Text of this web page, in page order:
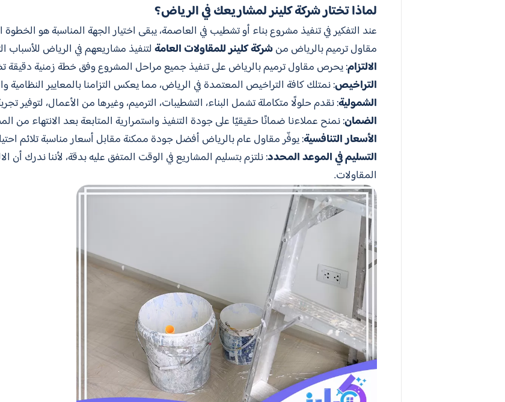
لماذا تختار شركة كلينر لمشاريعك في الرياض؟
عند التفكير في تنفيذ مشروع بناء أو تشطيب في العاصمة، يبقى اختيار الجهة المناسبة هو
مقاول ترميم بالرياض منشركة كلينر للمقاولات العامة لتنفيذ مشاريعهم في الرياض للأسباب
الالتزام: يحرص مقاول ترميم بالرياض على تنفيذ جميع مراحل المشروع وفق خطة زمنية دقيقة
التراخيص: نمتلك كافة التراخيص المعتمدة في الرياض، مما يعكس التزامنا بالمعايير النظامية
الشمولية: نقدم حلولًا متكاملة تشمل البناء، التشطيبات، الترميم، وغيرها من الأعمال، لتوفير
الضمان: نمنح عملاءنا ضمانًا حقيقيًا على جودة التنفيذ واستمرارية المتابعة بعد الانتهاء من
الأسعار التنافسية: يوفّر مقاول عام بالرياض أفضل جودة ممكنة مقابل أسعار مناسبة تلائم
التسليم في الموعد المحدد: نلتزم بتسليم المشاريع في الوقت المتفق عليه بدقة، لأننا ندرك أن
المقاولات.